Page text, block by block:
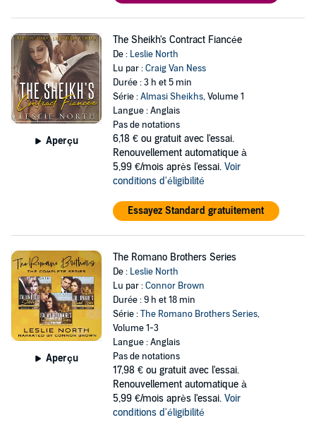
Aperçu
The Sheikh's Contract Fiancée
De : Leslie North
Lu par :Craig Van Ness
Durée : 3 h et 5 min
Série :Almasi Sheikhs, Volume 1
Langue : Anglais
Pas de notations
6,18 € ou gratuit avec l'essai.
Renouvellement automatique à
5,99 €/mois après l'essai. Voir
conditions d'éligibilité
Essayez Standard gratuitement
Aperçu
The Romano Brothers Series
De : Leslie North
Lu par :Connor Brown
Durée : 9 h et 18 min
Série :The Romano Brothers Series,
Volume 1-3
Langue : Anglais
Pas de notations
17,98 € ou gratuit avec l'essai.
Renouvellement automatique à
5,99 €/mois après l'essai. Voir
conditions d'éligibilité